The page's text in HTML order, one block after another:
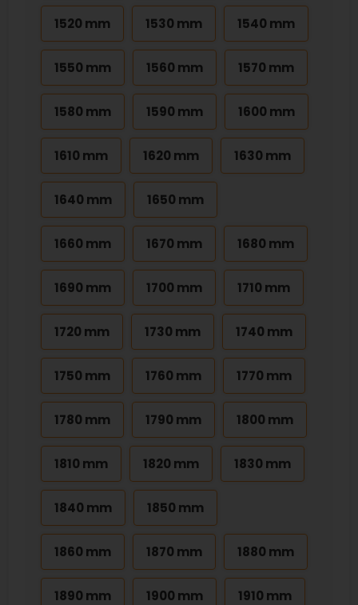
1520 mm 1530 mm 1540 mm
1550 mm 1560 mm 1570 mm
1580 mm 1590 mm 1600 mm
1610 mm 1620 mm 1630 mm
1640 mm 1650 mm
1660 mm 1670 mm 1680 mm
1690 mm 1700 mm 1710 mm
1720 mm 1730 mm 1740 mm
1750 mm 1760 mm 1770 mm
1780 mm 1790 mm 1800 mm
1810 mm 1820 mm 1830 mm
1840 mm 1850 mm
1860 mm 1870 mm 1880 mm
1890 mm 1900 mm 1910 mm